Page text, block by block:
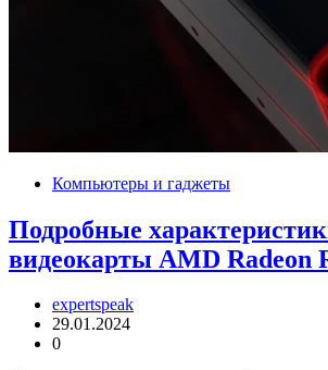
Компьютеры и гаджеты
Подробные
видеокарты AMD Radeon
expertspeak
29.01.2024
0